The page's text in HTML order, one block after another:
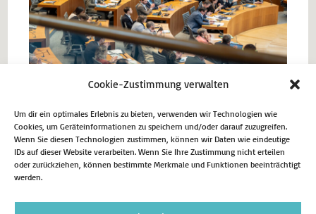
Cookie-Zustimmung verwalten
Um dir ein optimales Erlebnis zu bieten, verwenden wir Technologien wie
Cookies, um Geräteinformationen zu speichern und/oder darauf zuzugreifen.
Wenn Sie diesen Technologien zustimmen, können wir Daten wie eindeutige
IDs auf dieser Website verarbeiten. Wenn Sie Ihre Zustimmung nicht erteilen
oder zurückziehen, können bestimmte Merkmale und Funktionen beeinträchtigt
werden.
Foto: Ralph Sondermann
Vorheriger Beitrag
Sicherheit für Nordrhein-Westfalen